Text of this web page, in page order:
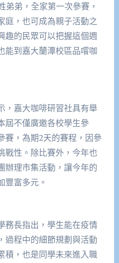
弟弟，全家第一次參賽，
庭，也可成為親子活動之
趣的民眾可以把握這個週
能到嘉大蘭潭校區品嚐咖
，嘉大咖啡研習社具有舉
屆不僅廣邀各校學生參
賽，為期2天的賽程，因參
戰性。除比賽外，今年也
辦理市集活動，讓今年的
豐富多元。
務長指出，學生能在疫情
過程中的細節規劃與活動
積，也是同學未來進入職